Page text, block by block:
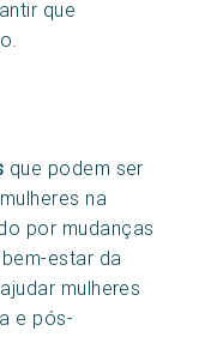
que
que podem ser
na
por mudanças
estar da
mulheres
e pós-